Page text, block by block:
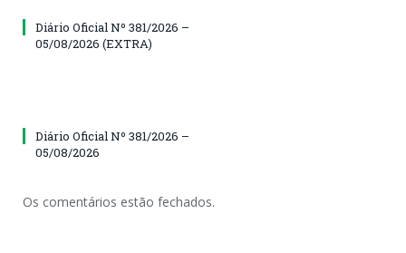
Diário Oficial Nº 381/2026 –
05/08/2026 (EXTRA)
Diário Oficial Nº 381/2026 –
05/08/2026
Os comentários estão fechados.